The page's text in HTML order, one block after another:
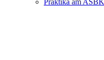
Praktika am ASBK